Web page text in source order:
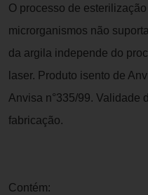
O processo de
microrganismos não
da argila independe do
laser. Produto isento de
Anvisa n°335/99. Validade
fabricação.
Contém: